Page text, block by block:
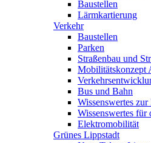
Baustellen
Lärmkartierung
Verkehr
Baustellen
Parken
Straßenbau und
Mobilitätskonzept
Bus und Bahn
Wissenswertes
Wissenswertes
Elektromobilität
Grünes Lippstadt